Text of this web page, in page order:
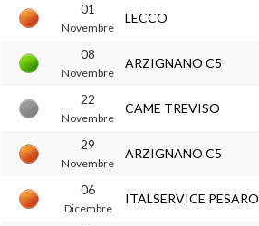
01
Novembre
LECCO
08
Novembre
ARZIGNANO C5
22
Novembre
CAME TREVISO
29
Novembre
ARZIGNANO C5
06
Dicembre
ITALSERVICE PESARO